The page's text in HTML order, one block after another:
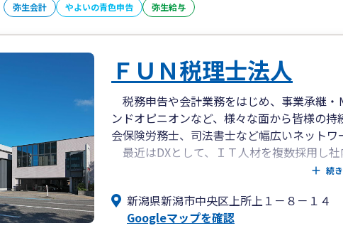
弥生会計
やよいの青色申告 弥生給与
ＦＵＮ税理士法人
税務申告や会計業務をはじめ、事業承継
ンドオピニオンなど、様々な面から皆様の
会保険労務士、司法書士など幅広いネットワ
最近はDXとして、ＩＴ人材を複数採用し
お客様へのDX支援も視野に入れております。
続
新潟県新潟市中央区上所上１－８－１４
Googleマップを確認